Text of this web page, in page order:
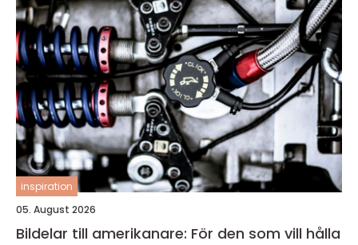
inspiration
05. August 2026
Bildelar till amerikanare: För den som vill hålla